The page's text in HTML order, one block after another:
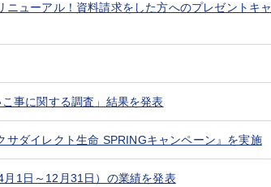
ューアル！資料請求をした方へのプレゼントキャ
事に関する調査」結果を発表
ダイレクト生命 SPRINGキャンペーン』を実施
1日～12月31日）の業績を発表